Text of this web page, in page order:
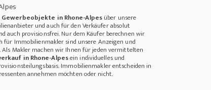
für die Umwelt sind+++Eine Reise der Hoffnung - Straßenhunden aus
Gewerbeobjekte in Rhone-Alpesüber unsere
und auch für den Verkäufer absolut
auch provisionsfrei. Nur dem Käufer berechnen wir
für Immobilienmakler sind unsere Anzeigen und
Makler machen wir Ihnen für jeden vermittelten
in Rhone-Alpesein individuelles und
Immobilienmakler entscheiden in
annehmen möchten oder nicht.